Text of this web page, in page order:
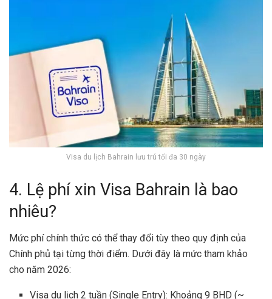
Visa du lịch Bahrain lưu trú tối đa 30 ngày
4. Lệ phí xin Visa Bahrain là bao
nhiêu?
Mức phí chính thức có thể thay đổi tùy theo quy định của
Chính phủ tại từng thời điểm. Dưới đây là mức tham khảo
cho năm 2026:
Visa du lịch 2 tuần (Single Entry): Khoảng 9 BHD (~